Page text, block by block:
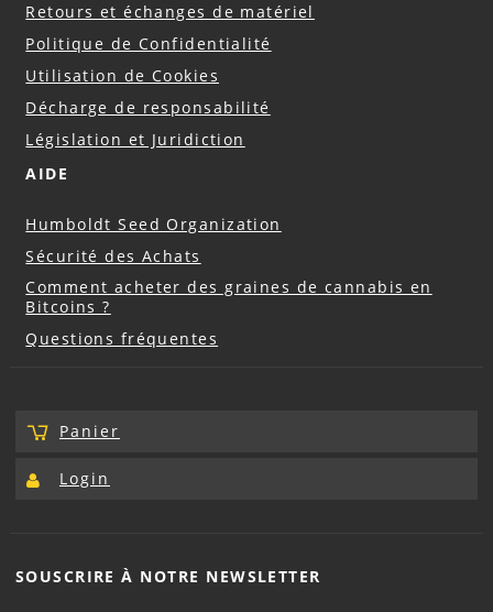
Retours et échanges de matériel
Politique de Confidentialité
Utilisation de Cookies
Décharge de responsabilité
Législation et Juridiction
AIDE
Humboldt Seed Organization
Sécurité des Achats
Comment acheter des graines de cannabis en
Bitcoins ?
Questions fréquentes
Panier
Login
SOUSCRIRE À NOTRE NEWSLETTER